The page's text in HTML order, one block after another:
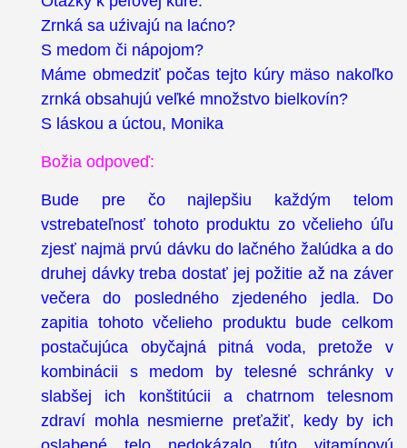
Zrnká sa uźivajú na laćno?
S medom či nápojom?
Máme obmedziť počas tejto kúry mäso nakoľko
zrnká obsahujú veľké množstvo bielkovín?
S láskou a úctou, Monika
Božia odpoveď:
Bude pre čo najlepšiu každým telom
vstrebateľnosť tohoto produktu zo včelieho úľu
zjesť najmä prvú dávku do lačného žalúdka a do
druhej dávky treba dostať jej požitie až na záver
večera do posledného zjedeného jedla. Do
zapitia tohoto včelieho produktu bude celkom
postačujúca obyčajná pitná voda, pretože v
kombinácii s medom by telesné schránky v
slabšej ich konštitúcii a chatrnom telesnom
zdraví mohla nesmierne preťažiť, kedy by ich